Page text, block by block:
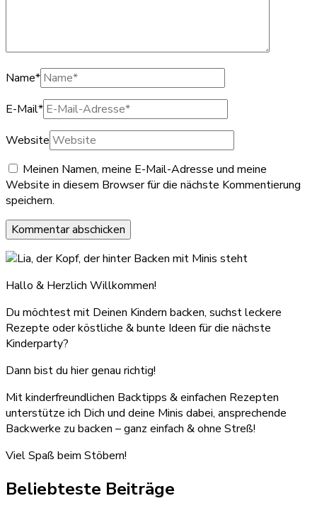
Name*
E-Mail*
Website
Meinen Namen, meine E-Mail-Adresse und meine
Website in diesem Browser für die nächste Kommentierung
speichern.
Hallo & Herzlich Willkommen!
Du möchtest mit Deinen Kindern backen, suchst leckere
Rezepte oder köstliche & bunte Ideen für die nächste
Kinderparty?
Dann bist du hier genau richtig!
Mit kinderfreundlichen Backtipps & einfachen Rezepten
unterstütze ich Dich und deine Minis dabei, ansprechende
Backwerke zu backen – ganz einfach & ohne Streß!
Viel Spaß beim Stöbern!
Beliebteste Beiträge